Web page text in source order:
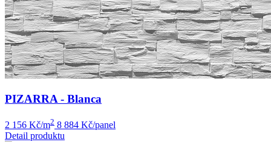
PIZARRA - Blanca
2 156 Kč/m2 8 884 Kč/panel
Detail produktu